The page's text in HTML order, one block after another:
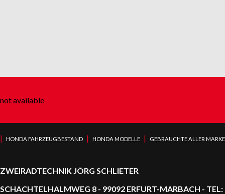
not available
| HONDA FAHRZEUGBESTAND | HONDA MODELLE | GEBRAUCHTE ALLER
ZWEIRADTECHNIK JÖRG SCHLIETER
SCHACHTELHALMWEG 8 - 99092 ERFURT-MARBACH -